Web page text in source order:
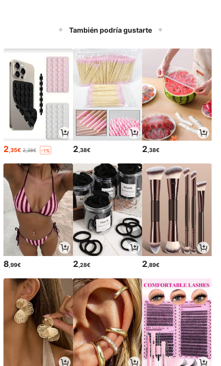
También podría gustarte
2 ,35€ 2,38€ -1% 2 ,38€ 2 ,38€
8,99€ 2,28€ 2,89€